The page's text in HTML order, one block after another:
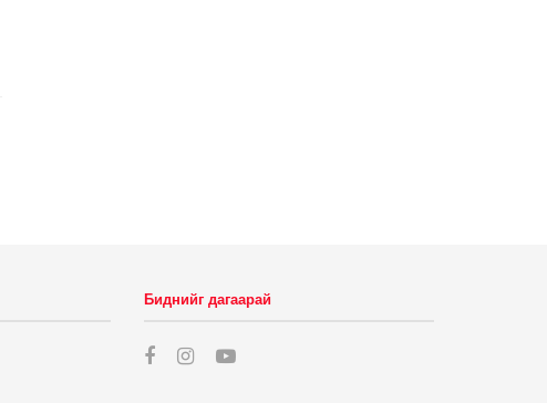
Биднийг дагаарай